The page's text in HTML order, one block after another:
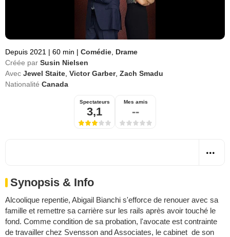
Depuis 2021 | 60 min | Comédie Drame
Créée par Susin Nielsen
Avec Jewel Staite Victor Garber, Zach Smadu
Nationalité Canada
Spectateurs
3,1
Mes amis
--
Synopsis & Info
Alcoolique repentie, Abigail Bianchi s'efforce de renouer avec sa
famille et remettre sa carrière sur les rails après avoir touché le
fond. Comme condition de sa probation, l'avocate est contrainte
de travailler chez Svensson and Associates, le cabinet de son